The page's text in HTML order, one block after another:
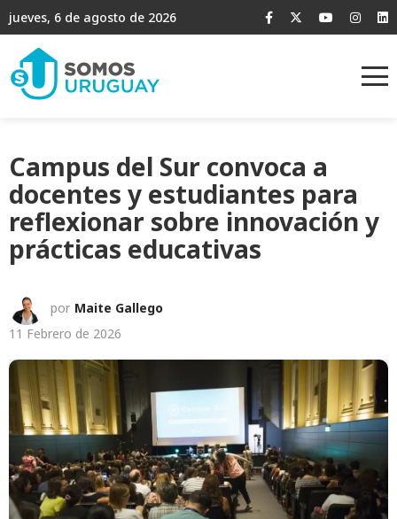
jueves, 6 de agosto de 2026
Campus del Sur convoca a
docentes y estudiantes para
reflexionar sobre innovación y
prácticas educativas
por Maite Gallego
11 Febrero de 2026